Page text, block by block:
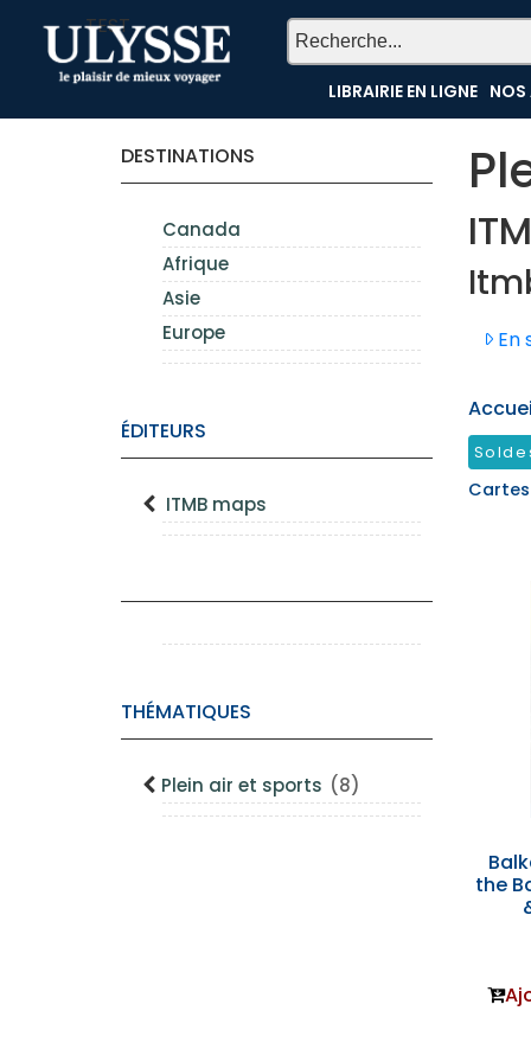
TEST
LIBRAIRIE EN LIGNE NOS
DESTINATIONS
Canada
Afrique
Asie
Europe
ÉDITEURS
ITMB maps
THÉMATIQUES
Plein air et sports (8)
En
Cartes
the